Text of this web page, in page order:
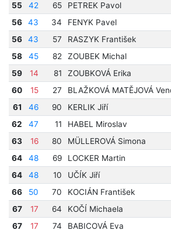
55
42 65 PETREK Pavol
56
43 34 FENYK Pavel
56
43 57 RASZYK František
58
45 82 ZOUBEK Michal
59
14 81 ZOUBKOVÁ Erika
60
15 27 BLAŽKOVÁ MATĚJOVÁ
61
46 90 KERLIK Jiří
62
47 11 HABEL Miroslav
63
16 80 MÜLLEROVÁ Simona
64
48 69 LOCKER Martin
64
48 10 UČÍK Jiří
66
50 70 KOCIÁN František
67
17 64 KOČÍ Michaela
67
17 74 BABICOVÁ Eva